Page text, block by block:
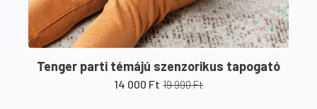
Tenger parti témájú szenzorikus tapogató
19 990Ft
Original
14 000 FtCurrent